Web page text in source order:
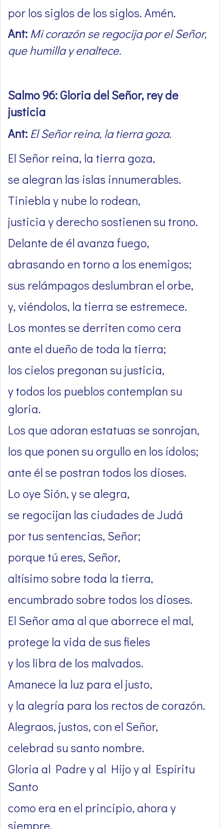
por los siglos de los siglos. Amén.
Ant: Mi corazón se regocija por el Señor,
que humilla y enaltece.
Salmo 96: Gloria del Señor, rey de
justicia
Ant: El Señor reina, la tierra goza.
El Señor reina, la tierra goza,
se alegran las islas innumerables.
Tiniebla y nube lo rodean,
justicia y derecho sostienen su trono.
Delante de él avanza fuego,
abrasando en torno a los enemigos;
sus relámpagos deslumbran el orbe,
y, viéndolos, la tierra se estremece.
Los montes se derriten como cera
ante el dueño de toda la tierra;
los cielos pregonan su justicia,
y todos los pueblos contemplan su
gloria.
Los que adoran estatuas se sonrojan,
los que ponen su orgullo en los ídolos;
ante él se postran todos los dioses.
Lo oye Sión, y se alegra,
se regocijan las ciudades de Judá
por tus sentencias, Señor;
porque tú eres, Señor,
altísimo sobre toda la tierra,
encumbrado sobre todos los dioses.
El Señor ama al que aborrece el mal,
protege la vida de sus fieles
y los libra de los malvados.
Amanece la luz para el justo,
y la alegría para los rectos de corazón.
Alegraos, justos, con el Señor,
celebrad su santo nombre.
Gloria al Padre y al Hijo y al Espíritu
Santo
como era en el principio, ahora y
siempre,